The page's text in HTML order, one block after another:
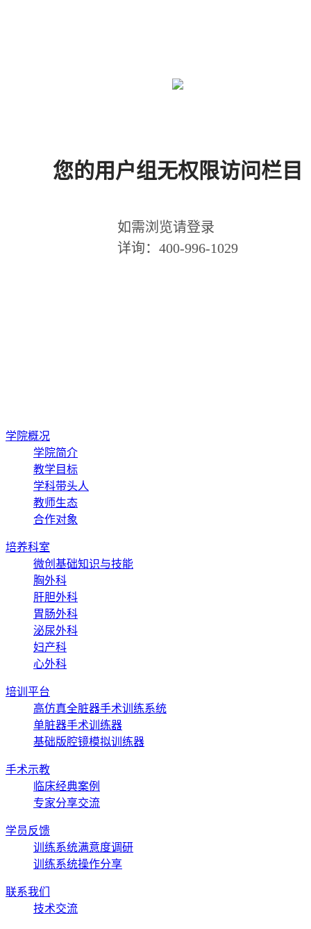
您的用户组无权限访问栏目
如需浏览请登录
详询：400-996-1029
学院概况
学院简介
教学目标
学科带头人
教师生态
合作对象
培养科室
微创基础知识与技能
胸外科
肝胆外科
胃肠外科
泌尿外科
妇产科
心外科
培训平台
高仿真全脏器手术训练系统
单脏器手术训练器
基础版腔镜模拟训练器
手术示教
临床经典案例
专家分享交流
学员反馈
训练系统满意度调研
训练系统操作分享
联系我们
技术交流